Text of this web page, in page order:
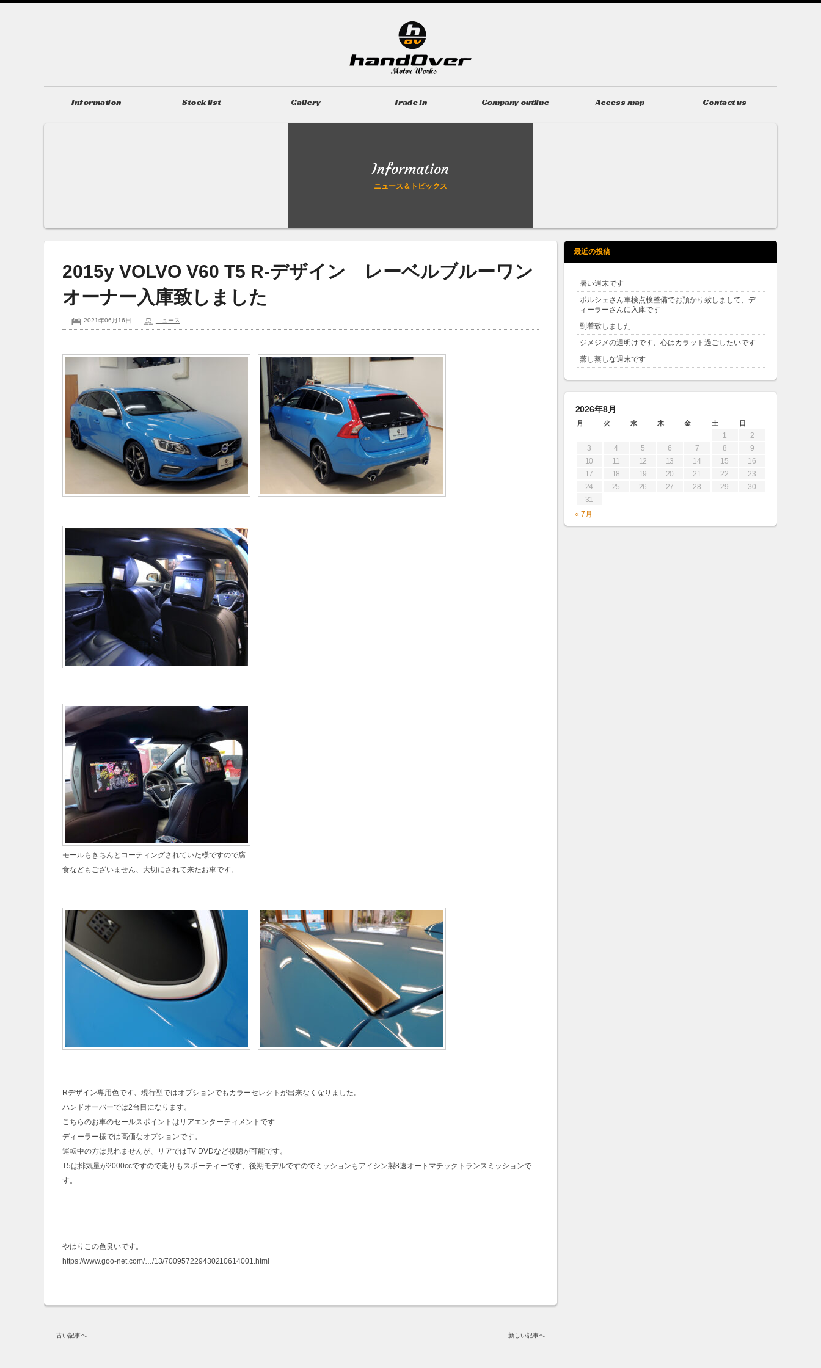
Information Stock list Gallery Trade in Company outline Access map Contact us
Information
ニュース＆トピックス
2015y VOLVO V60 T5 R-デザイン レーベルブルーワン
オーナー入庫致しました
2021年06月16日 ニュース
モールもきちんとコーティングされていた様ですので腐
食などもございません、大切にされて来たお車です。
Rデザイン専用色です、現行型ではオプションでもカラーセレクトが出来なくなりました。
ハンドオーバーでは2台目になります。
こちらのお車のセールスポイントはリアエンターティメントです
ディーラー様では高価なオプションです。
運転中の方は見れませんが、リアではTV DVDなど視聴が可能です。
T5は排気量が2000ccですので走りもスポーティーです、後期モデルですのでミッションもアイシン製8速オートマチックトランスミッションで
す。
やはりこの色良いです。
https://www.goo-net.com/…/13/700957229430210614001.html
古い記事へ 新しい記事へ
最近の投稿
暑い週末です
ポルシェさん車検点検整備でお預かり致しまして、デ
ィーラーさんに入庫です
到着致しました
ジメジメの週明けです、心はカラット過ごしたいです
蒸し蒸しな週末です
2026年8月
月 火 水 木 金 土 日
1
2
3
4 5 6 7 8
9
10
11 12 13 14 15
16
17
18 19 20 21 22
23
24
25 26 27 28 29
30
31
« 7月